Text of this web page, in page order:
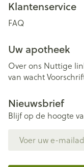
Klantenservice
FAQ
Uw apotheek
Over ons Nuttige
van wacht
Nieuwsbrief
Blijf op de hoogte